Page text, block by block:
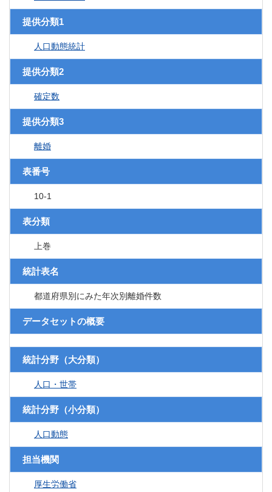
提供分類1
人口動態統計
提供分類2
確定数
提供分類3
離婚
表番号
10-1
表分類
上巻
統計表名
都道府県別にみた年次別離婚件数
データセットの概要
統計分野（大分類）
人口・世帯
統計分野（小分類）
人口動態
担当機関
厚生労働省